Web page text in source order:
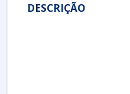
DESCRIÇÃO